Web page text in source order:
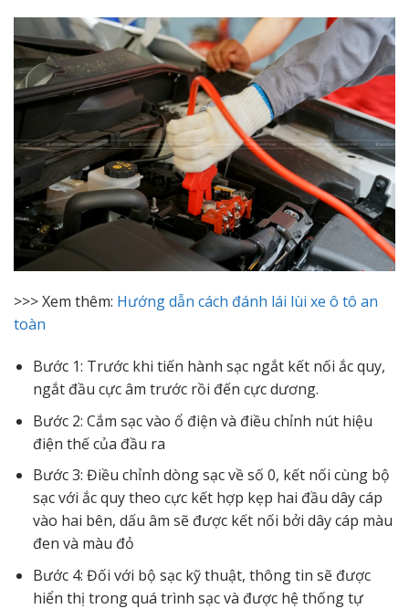
>>> Xem thêm: Hướng dẫn cách đánh lái lùi xe ô tô an
toàn
Bước 1: Trước khi tiến hành sạc ngắt kết nối ắc quy,
ngắt đầu cực âm trước rồi đến cực dương.
Bước 2: Cắm sạc vào ổ điện và điều chỉnh nút hiệu
điện thế của đầu ra
Bước 3: Điều chỉnh dòng sạc về số 0, kết nối cùng bộ
sạc với ắc quy theo cực kết hợp kẹp hai đầu dây cáp
vào hai bên, dấu âm sẽ được kết nối bởi dây cáp màu
đen và màu đỏ
Bước 4: Đối với bộ sạc kỹ thuật, thông tin sẽ được
hiển thị trong quá trình sạc và được hệ thống tự